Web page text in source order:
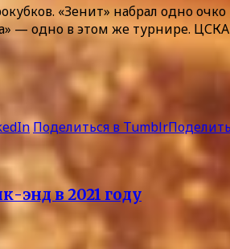
«Зенит» набрал одно
— одно в этом же турнире.
Поделиться в Tumblr
энд в 2021 году